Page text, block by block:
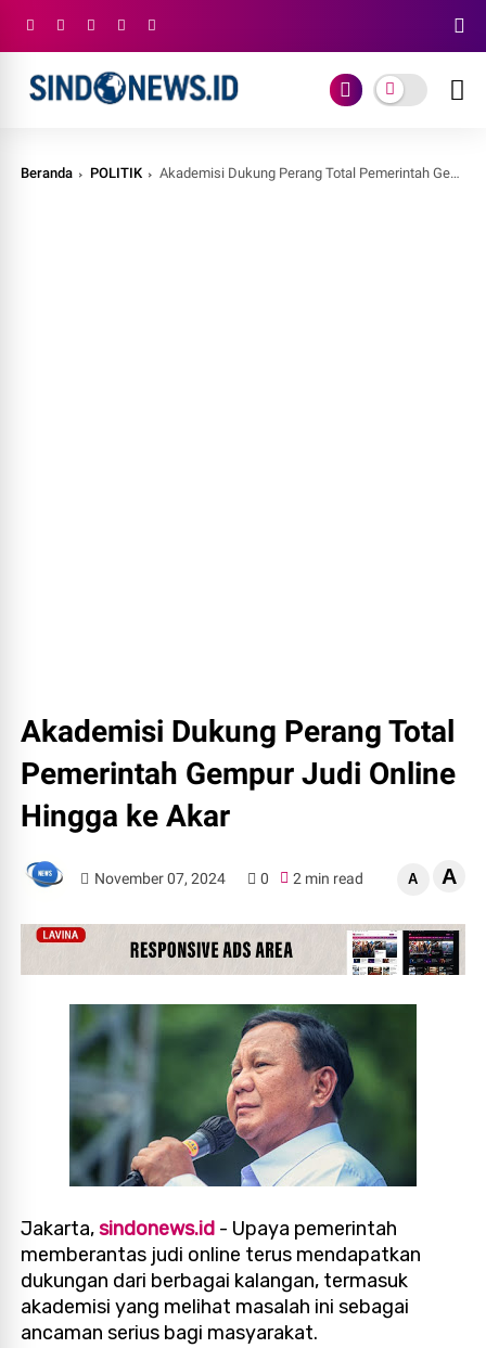
Beranda POLITIK Akademisi Dukung Perang Total Pemerintah Gempur Judi Online Hingga ke Akar
Akademisi Dukung Perang Total
Pemerintah Gempur Judi Online
Hingga ke Akar
November 07, 2024 0 2 min read A A
Jakarta,sindonews.id - Upaya pemerintah
memberantas judi online terus mendapatkan
dukungan dari berbagai kalangan, termasuk
akademisi yang melihat masalah ini sebagai
ancaman serius bagi masyarakat.